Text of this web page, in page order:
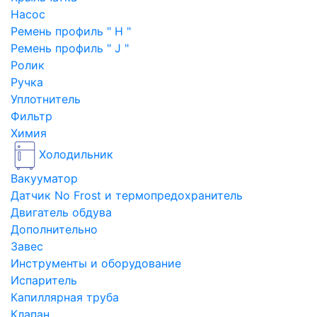
Насос
Ремень профиль " H "
Ремень профиль " J "
Ролик
Ручка
Уплотнитель
Фильтр
Химия
Холодильник
Вакууматор
Датчик No Frost и термопредохранитель
Двигатель обдува
Дополнительно
Завес
Инструменты и оборудование
Испаритель
Капиллярная труба
Клапан